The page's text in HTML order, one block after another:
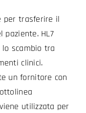
per trasferire il
HL7
scambio tra
clinici.
un fornitore con
utilizzata per